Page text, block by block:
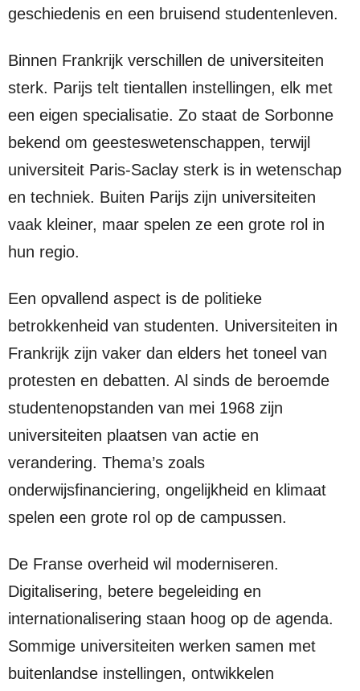
geschiedenis en een bruisend studentenleven.
Binnen Frankrijk verschillen de universiteiten
sterk. Parijs telt tientallen instellingen, elk met
een eigen specialisatie. Zo staat de Sorbonne
bekend om geesteswetenschappen, terwijl
universiteit Paris-Saclay sterk is in wetenschap
en techniek. Buiten Parijs zijn universiteiten
vaak kleiner, maar spelen ze een grote rol in
hun regio.
Een opvallend aspect is de politieke
betrokkenheid van studenten. Universiteiten in
Frankrijk zijn vaker dan elders het toneel van
protesten en debatten. Al sinds de beroemde
studentenopstanden van mei 1968 zijn
universiteiten plaatsen van actie en
verandering. Thema’s zoals
onderwijsfinanciering, ongelijkheid en klimaat
spelen een grote rol op de campussen.
De Franse overheid wil moderniseren.
Digitalisering, betere begeleiding en
internationalisering staan hoog op de agenda.
Sommige universiteiten werken samen met
buitenlandse instellingen, ontwikkelen